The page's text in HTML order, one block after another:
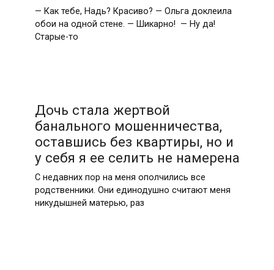
— Как тебе, Надь? Красиво? — Ольга доклеила
обои на одной стене. — Шикарно! — Ну да!
Старые-то
Дочь стала жертвой
банального мошенничества,
оставшись без квартиры, но и
у себя я ее селить не намерена
С недавних пор на меня ополчились все
родственники. Они единодушно считают меня
никудышней матерью, раз